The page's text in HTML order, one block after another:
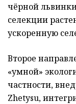
чёрной
селекции
ускоренную
Второе
«умной»
частности,
Zhetysu,